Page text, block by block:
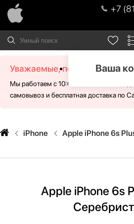
+7
Ваша
Уважаемые, посетители!
Мы работаем с 10:00 - 21:00 без
самовывоз и бесплатная доставка по
iPhone Apple iPhone 6s
Apple iPhone 6s